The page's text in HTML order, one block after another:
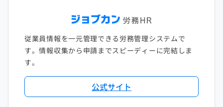
従業員情報を一元管理できる労務管理システムで
す。情報収集から申請までスピーディーに完結しま
す。
公式サイト